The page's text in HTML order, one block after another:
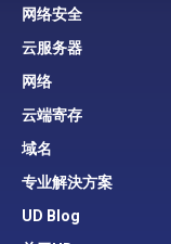
网络安全
云服务器
网络
云端寄存
域名
专业解決方案
UD Blog